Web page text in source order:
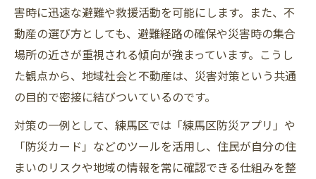
害時に迅速な避難や救援活動を可能にします。また、不
動産の選び方としても、避難経路の確保や災害時の集合
場所の近さが重視される傾向が強まっています。こうし
た観点から、地域社会と不動産は、災害対策という共通
の目的で密接に結びついているのです。
対策の一例として、練馬区では「練馬区防災アプリ」や
「防災カード」などのツールを活用し、住民が自分の住
まいのリスクや地域の情報を常に確認できる仕組みを整